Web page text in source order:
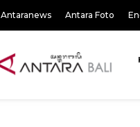
Antaranews Antara Foto